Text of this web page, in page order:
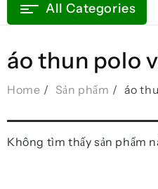
All Categories
áo thun polo
Home Sản phẩm áo
Không tìm thấy sản phẩm